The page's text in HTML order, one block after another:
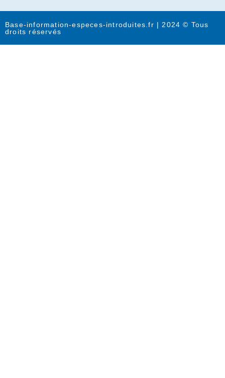
Base-information-especes-introduites.fr | 2024 © Tous
droits réservés